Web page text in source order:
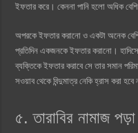
ইফতার করে। কেননা পানি হলো অধিক
অপরকে ইফতার করানো ও একটা অনেক
প্রতিদিন একজনকে ইফতার করানো।
ব্যক্তিকে ইফতার করাবে সে তার সমান
সওয়াব থেকে বিন্দুমাত্র নেকি হ্রাস করা হবে
৫. তারাবির নামাজ পড়া